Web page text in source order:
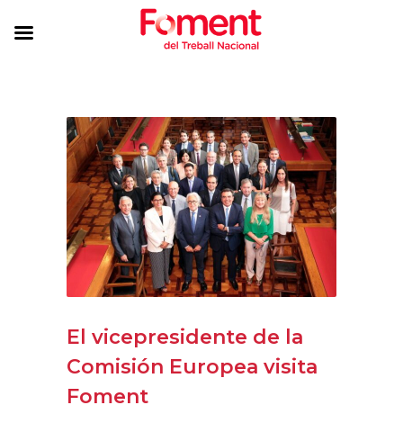
El vicepresidente de la
Comisión Europea visita
Foment